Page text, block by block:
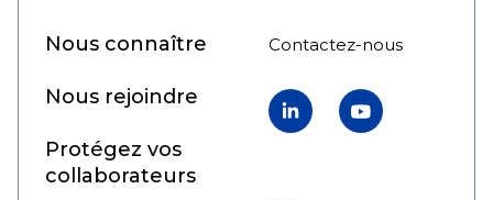
Nous connaître
Nous rejoindre
Protégez vos
collaborateurs
Contactez-nous
LinkedInYouTube